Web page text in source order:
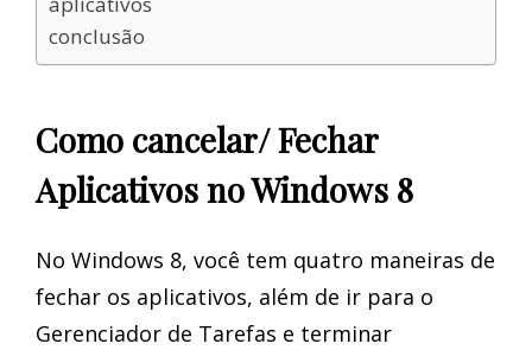
conclusão
Como cancelar/ Fechar
Aplicativos no Windows 8
No Windows 8, você tem quatro maneiras de
fechar os aplicativos, além de ir para o
Gerenciador de Tarefas e terminar